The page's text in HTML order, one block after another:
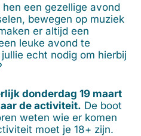
een gezellige avond
bewegen op muziek
er altijd een
leuke avond te
echt nodig om hierbij
donderdag 19 maart
de activiteit. De boot
weten wie er komen
moet je 18+ zijn.